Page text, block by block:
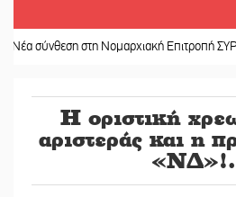
στη Νομαρχιακή Επιτροπή ΣΥΡΙΖΑ-ΠΣ
Η οριστική
αριστεράς και η